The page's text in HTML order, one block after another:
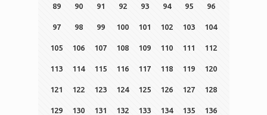
89 90 91 92 93 94 95 96
97 98 99 100 101 102 103 104
105 106 107 108 109 110 111 112
113 114 115 116 117 118 119 120
121 122 123 124 125 126 127 128
129 130 131 132 133 134 135 136